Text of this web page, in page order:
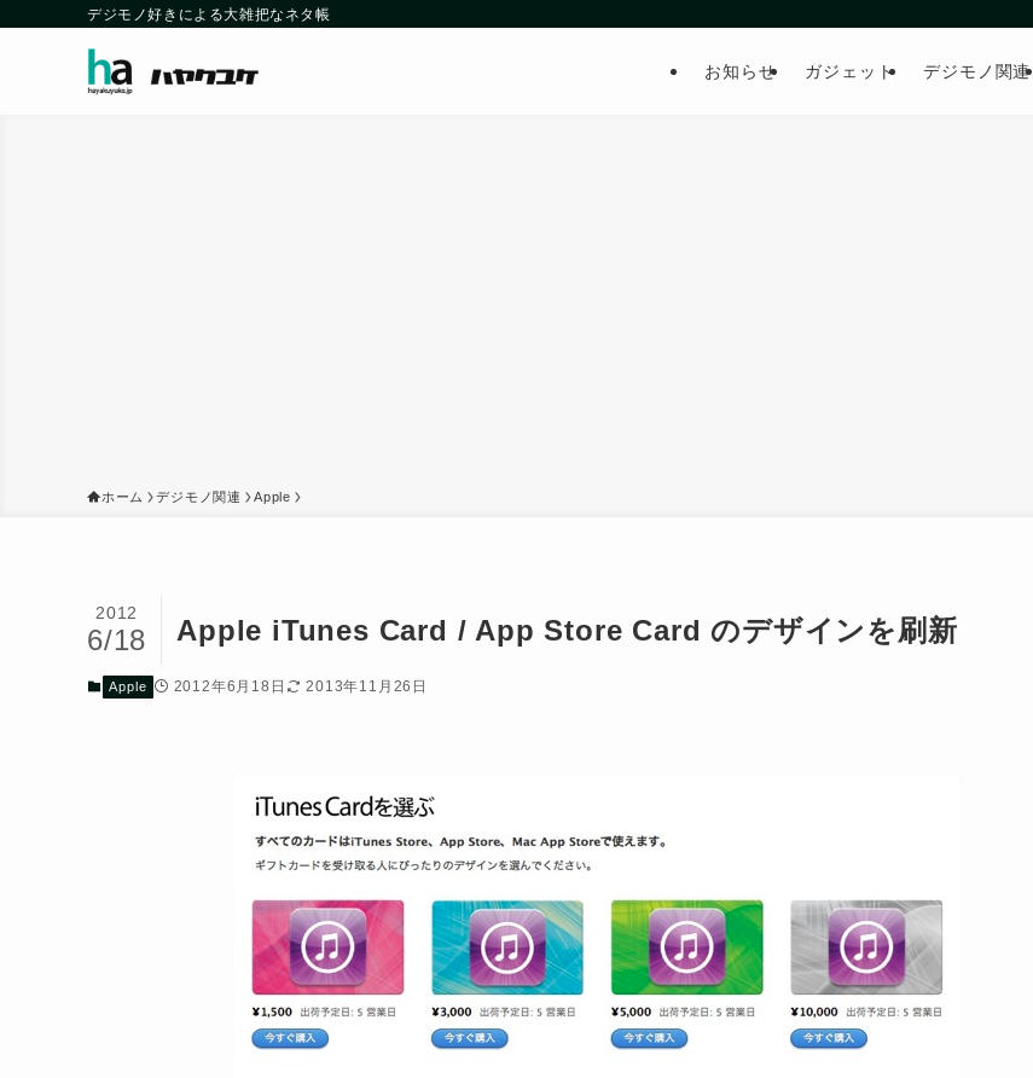
デジモノ好きによる大雑把なネタ帳
お知らせ ガジェット デジモノ関連
ホーム デジモノ関連 Apple
Apple iTunes Card / App Store Card のデザインを刷新
2012
6/18
Apple 2012年6月18日 2013年11月26日